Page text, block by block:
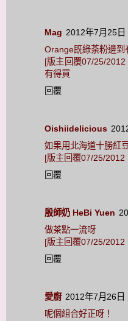
Mag 2012年7月25日
Orange既綠荼粉邊到
[版主回覆07/25/
有得買
回覆
Oishiidelicious
如果用北海道十勝紅
[版主回覆07/25/
回覆
殷師奶 HeBi Yuen
做茶點一流呀
[版主回覆07/25/
回覆
愛廚 2012年7月26日
呢個組合好正呀！